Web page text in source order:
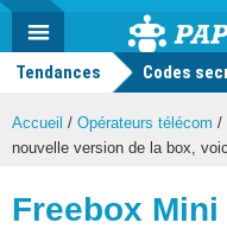
Actu
geek
MENU
Tendances Codes
Accueil / Opérateurs télécom /
nouvelle version de la box,
Freebox
Mode